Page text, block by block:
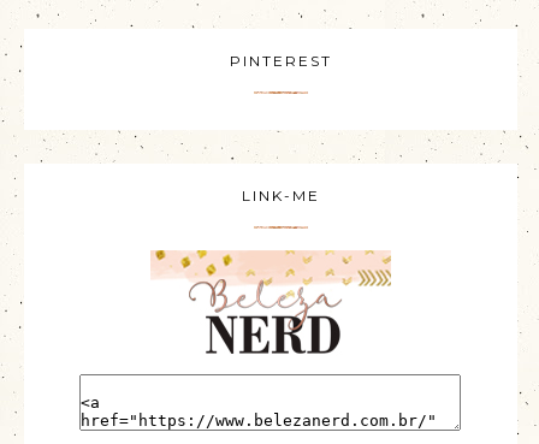
PINTEREST
LINK-ME